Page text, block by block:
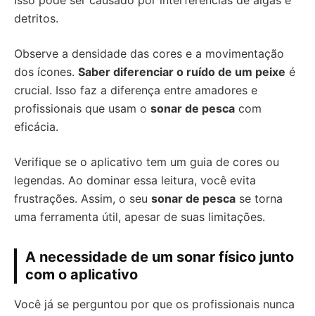
detritos.
Observe a densidade das cores e a movimentação
dos ícones. Saber diferenciar o ruído de um peixe é
crucial. Isso faz a diferença entre amadores e
profissionais que usam o sonar de pesca com
eficácia.
Verifique se o aplicativo tem um guia de cores ou
legendas. Ao dominar essa leitura, você evita
frustrações. Assim, o seu sonar de pesca se torna
uma ferramenta útil, apesar de suas limitações.
A necessidade de um sonar físico junto
com o aplicativo
Você já se perguntou por que os profissionais nunca